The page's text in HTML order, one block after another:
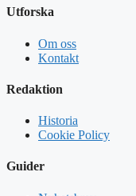
Utforska
Om oss
Kontakt
Redaktion
Historia
Cookie Policy
Guider